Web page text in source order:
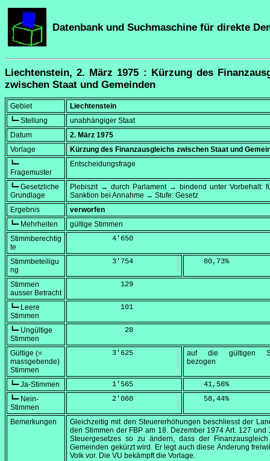
Datenbank und Suchmaschine für direkte
Liechtenstein, 2. März 1975 : Kürzung des
zwischen Staat und Gemeinden
Gebiet
Liechtenstein
┗━ Stellung
unabhängiger Staat
Datum
2. März 1975
Vorlage
Kürzung des Finanzausgleichs zwischen Staat und
┗━
Fragemuster
Entscheidungsfrage
┗━ Gesetzliche
Grundlage
Plebiszit → durch Parlament → bindend unter Vorbehalt:
Sanktion bei Annahme → Stufe: Gesetz
Ergebnis
verworfen
┗━ Mehrheiten
gültige Stimmen
Stimmberechtig
te
          4'650
Stimmbeteiligu
ng
          3'754
    80,73
%
Stimmen
ausser Betracht
            129
┗━ Leere
Stimmen
            101
┗━ Ungültige
Stimmen
             28
Gültige (=
massgebende)
Stimmen
          3'625
auf die gültigen
bezogen
┗━ Ja-Stimmen
          1'565
    41,56
%
┗━ Nein-
Stimmen
          2'060
    58,44
%
Bemerkungen
Gleichzeitig mit den Steuererhöhungen beschliesst der
den Stimmen der FBP am 18. Dezember 1974 Art. 127 und
Steuergesetzes so zu ändern, dass der
Gemeinden gekürzt wird. Er legt auch diese Änderung
Volk vor. Die VU bekämpft die Vorlage.